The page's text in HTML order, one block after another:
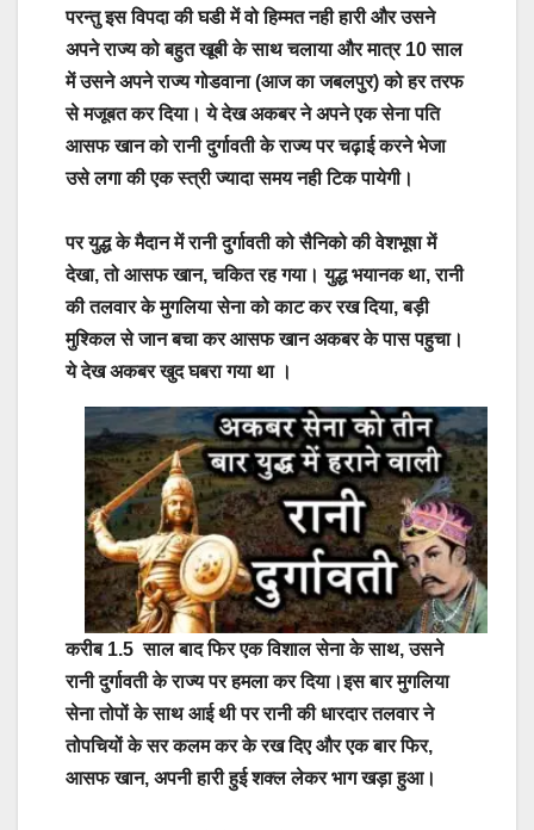
परन्तु इस विपदा की घडी में वो हिम्मत नही हारी और उसने
अपने राज्य को बहुत खूबी के साथ चलाया और मात्र 10 साल
में उसने अपने राज्य गोडवाना (आज का जबलपुर) को हर तरफ
से मजूबत कर दिया। ये देख अकबर ने अपने एक सेना पति
आसफ खान को रानी दुर्गावती के राज्य पर चढ़ाई करने भेजा
उसे लगा की एक स्त्री ज्यादा समय नही टिक पायेगी।
पर युद्ध के मैदान में रानी दुर्गावती को सैनिको की वेशभूषा में
देखा, तो आसफ खान, चकित रह गया। युद्ध भयानक था, रानी
की तलवार के मुगलिया सेना को काट कर रख दिया, बड़ी
मुश्किल से जान बचा कर आसफ खान अकबर के पास पहुचा।
ये देख अकबर खुद घबरा गया था ।
करीब 1.5 साल बाद फिर एक विशाल सेना के साथ, उसने
रानी दुर्गावती के राज्य पर हमला कर दिया।इस बार मुगलिया
सेना तोपों के साथ आई थी पर रानी की धारदार तलवार ने
तोपचियों के सर कलम कर के रख दिए और एक बार फिर,
आसफ खान, अपनी हारी हुई शक्ल लेकर भाग खड़ा हुआ।